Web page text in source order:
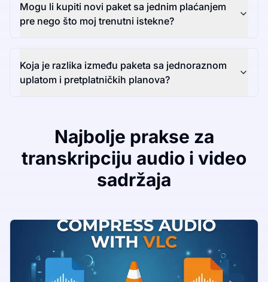
Mogu li kupiti novi paket sa jednim plaćanjem
pre nego što moj trenutni istekne?
Koja je razlika između paketa sa jednoraznom
uplatom i pretplatničkih planova?
Najbolje prakse za
transkripciju audio i video
sadržaja